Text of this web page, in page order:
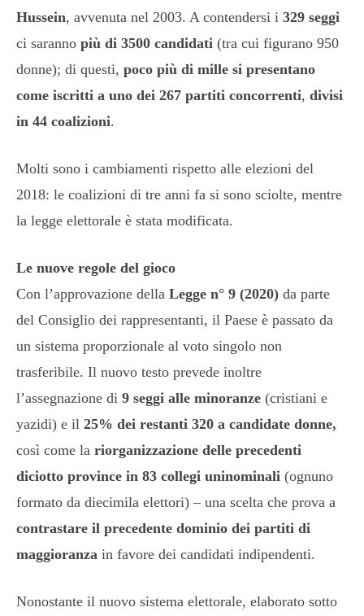
Hussein, avvenuta nel 2003. A contendersi i 329 seggi
ci saranno più di 3500 candidati (tra cui figurano 950
donne); di questi, poco più di mille si presentano
come iscritti a uno dei 267 partiti concorrenti, divisi
in 44 coalizioni.
Molti sono i cambiamenti rispetto alle elezioni del
2018: le coalizioni di tre anni fa si sono sciolte, mentre
la legge elettorale è stata modificata.
Le nuove regole del gioco
Con l’approvazione della Legge n° 9 (2020) da parte
del Consiglio dei rappresentanti, il Paese è passato da
un sistema proporzionale al voto singolo non
trasferibile. Il nuovo testo prevede inoltre
l’assegnazione di 9 seggi alle minoranze (cristiani e
yazidi) e il 25% dei restanti 320 a candidate donne,
così come la riorganizzazione delle precedenti
diciotto province in 83 collegi uninominali (ognuno
formato da diecimila elettori) – una scelta che prova a
contrastare il precedente dominio dei partiti di
maggioranza in favore dei candidati indipendenti.
Nonostante il nuovo sistema elettorale, elaborato sotto